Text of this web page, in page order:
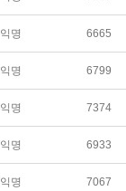
익명 6665
익명 6799
익명 7374
익명 6933
익명 7067